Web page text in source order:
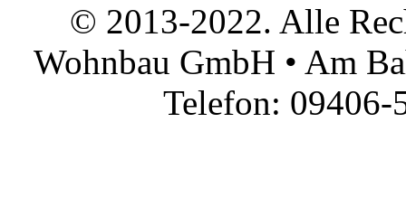
© 2013-2022. Alle
Wohnbau GmbH • Am
Telefon: 09406-